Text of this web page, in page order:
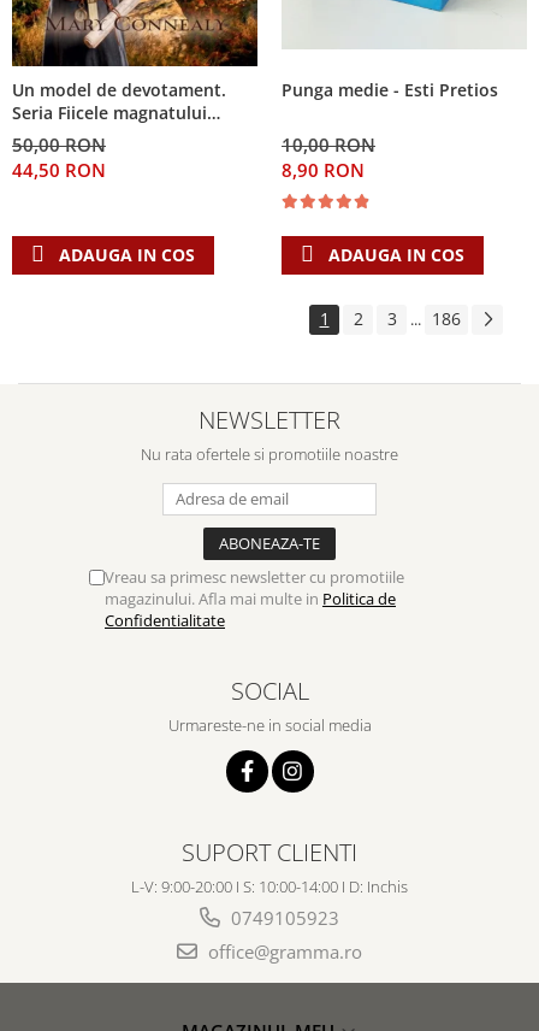
Un model de devotament.
Seria Fiicele magnatului
forestier 3
50,00 RON
44,50 RON
ADAUGA IN COS
Punga medie - Esti Pretios
10,00 RON
8,90 RON
ADAUGA IN COS
1 2 3 ... 186
NEWSLETTER
Nu rata ofertele si promotiile noastre
Vreau sa primesc newsletter cu promotiile
magazinului. Afla mai multe in Politica de
Confidentialitate
SOCIAL
Urmareste-ne in social media
SUPORT CLIENTI
L-V: 9:00-20:00 I S: 10:00-14:00 I D: Inchis
0749105923
office@gramma.ro